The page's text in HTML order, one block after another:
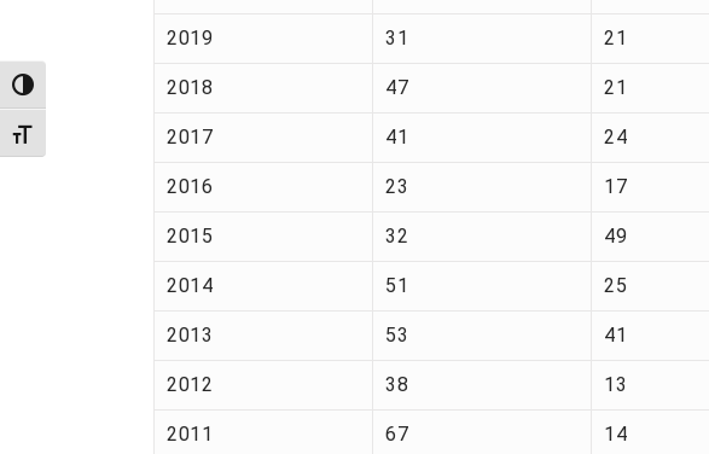
Alternar alto contraste
Alternar tamanho da fonte
2019 31 21
2018 47 21
2017 41 24
2016 23 17
2015 32 49
2014 51 25
2013 53 41
2012 38 13
2011 67 14